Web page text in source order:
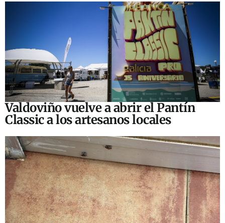
Valdoviño vuelve a abrir el Pantín
Classic a los artesanos locales